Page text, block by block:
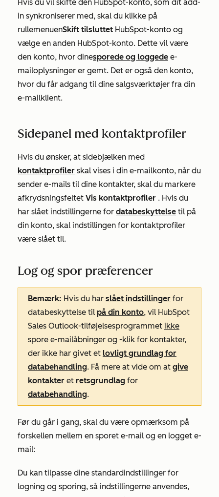
Hvis du vil skifte den HubSpot-konto, som dit add-
in synkroniserer med, skal du klikke på
rullemenuenSkift tilsluttet HubSpot-konto og
vælge en anden HubSpot-konto. Dette vil være
den konto, hvor dinesporede og loggede e-
mailoplysninger er gemt. Det er også den konto,
hvor du får adgang til dine salgsværktøjer fra din
e-mailklient.
Sidepanel med kontaktprofiler
Hvis du ønsker, at sidebjælken med
kontaktprofiler skal vises i din e-mailkonto, når du
sender e-mails til dine kontakter, skal du markere
afkrydsningsfeltet Vis kontaktprofiler . Hvis du
har slået indstillingerne for databeskyttelse til på
din konto, skal indstillingen for kontaktprofiler
være slået til.
Log og spor præferencer
Bemærk: Hvis du har slået indstillinger for
databeskyttelse til på din konto, vil HubSpot
Sales Outlook-tilføjelsesprogrammet ikke
spore e-mailåbninger og -klik for kontakter,
der ikke har givet et lovligt grundlag for
databehandling. Få mere at vide om at give
kontakter et retsgrundlag for
databehandling.
Før du går i gang, skal du være opmærksom på
forskellen mellem en sporet e-mail og en logget e-
mail:
Du kan tilpasse dine standardindstillinger for
logning og sporing, så indstillingerne anvendes,